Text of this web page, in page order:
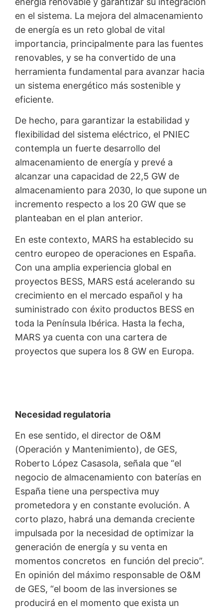
en el sistema. La mejora del almacenamiento
de energía es un reto global de vital
importancia, principalmente para las fuentes
renovables, y se ha convertido de una
herramienta fundamental para avanzar hacia
un sistema energético más sostenible y
eficiente.
De hecho, para garantizar la estabilidad y
flexibilidad del sistema eléctrico, el PNIEC
contempla un fuerte desarrollo del
almacenamiento de energía y prevé a
alcanzar una capacidad de 22,5 GW de
almacenamiento para 2030, lo que supone un
incremento respecto a los 20 GW que se
planteaban en el plan anterior.
En este contexto, MARS ha establecido su
centro europeo de operaciones en España.
Con una amplia experiencia global en
proyectos BESS, MARS está acelerando su
crecimiento en el mercado español y ha
suministrado con éxito productos BESS en
toda la Península Ibérica. Hasta la fecha,
MARS ya cuenta con una cartera de
proyectos que supera los 8 GW en Europa.
Necesidad regulatoria
En ese sentido, el director de O&M
(Operación y Mantenimiento), de GES,
Roberto López Casasola, señala que “el
negocio de almacenamiento con baterías en
España tiene una perspectiva muy
prometedora y en constante evolución. A
corto plazo, habrá una demanda creciente
impulsada por la necesidad de optimizar la
generación de energía y su venta en
momentos concretos en función del precio”.
En opinión del máximo responsable de O&M
de GES, “el boom de las inversiones se
producirá en el momento que exista un